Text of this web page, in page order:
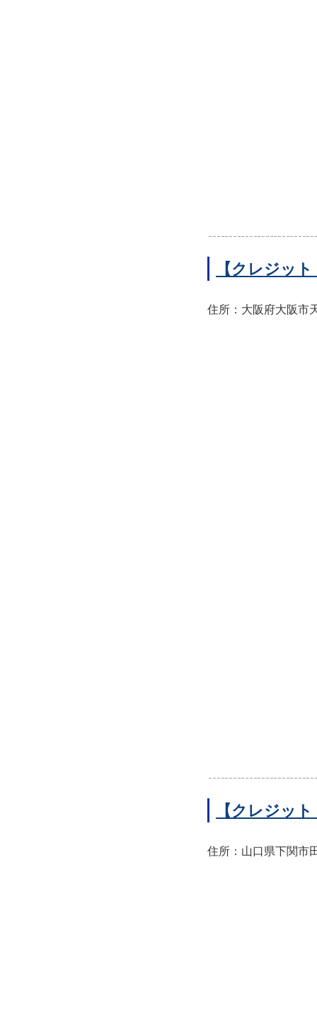
【クレジッ
住所：大阪府大阪市
【クレジッ
住所：山口県下関市